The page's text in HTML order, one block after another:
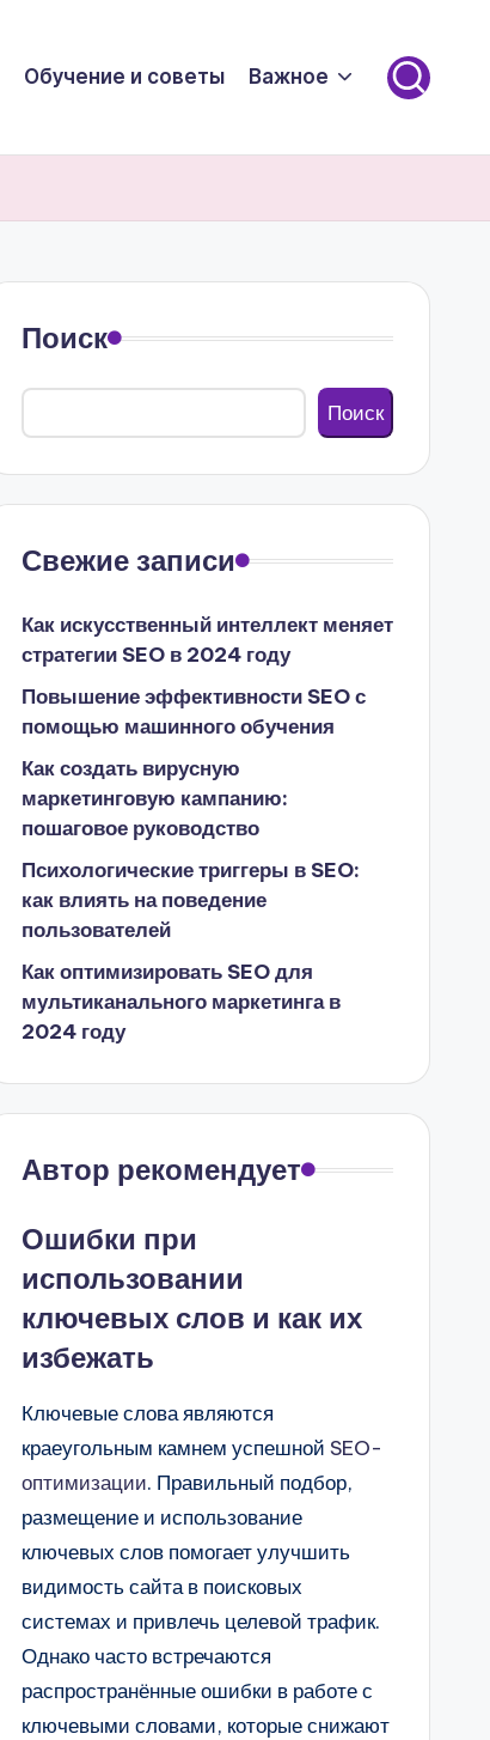
Обучение и советы Важное
Поиск
Поиск
Свежие записи
Как искусственный интеллект меняет
стратегии SEO в 2024 году
Повышение эффективности SEO с
помощью машинного обучения
Как создать вирусную
маркетинговую кампанию:
пошаговое руководство
Психологические триггеры в SEO:
как влиять на поведение
пользователей
Как оптимизировать SEO для
мультиканального маркетинга в
2024 году
Автор рекомендует
Ошибки при
использовании
ключевых слов и как их
избежать
Ключевые слова являются
краеугольным камнем успешной SEO-
оптимизации. Правильный подбор,
размещение и использование
ключевых слов помогает улучшить
видимость сайта в поисковых
системах и привлечь целевой трафик.
Однако часто встречаются
распространённые ошибки в работе с
ключевыми словами, которые снижают